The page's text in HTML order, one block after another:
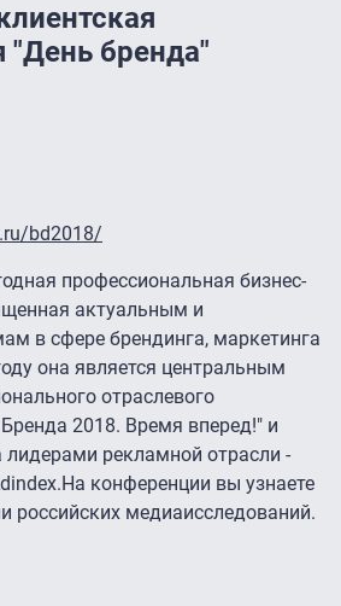
"День бренда"
bd2018/
профессиональная бизнес-
актуальным и
в сфере брендинга, маркетинга
она является центральным
отраслевого
2018. Время вперед!" и
лидерами рекламной отрасли -
конференции вы узнаете
российских медиаисследований.